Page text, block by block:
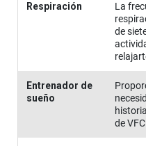
Respiración
La
de
Entrenador de
sueño
de